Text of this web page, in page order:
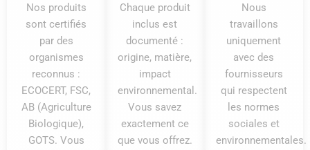
Nos produits
sont certifiés
par des
organismes
reconnus :
ECOCERT, FSC,
AB (Agriculture
Biologique),
GOTS. Vous
Chaque produit
inclus est
documenté :
origine, matière,
impact
environnemental.
Vous savez
exactement ce
que vous offrez.
Nous
travaillons
uniquement
avec des
fournisseurs
qui respectent
les normes
sociales et
environnementales.